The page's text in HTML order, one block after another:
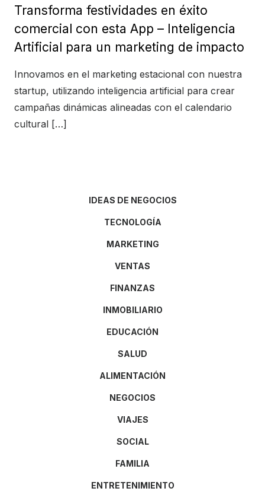
Transforma festividades en éxito
comercial con esta App – Inteligencia
Artificial para un marketing de impacto
Innovamos en el marketing estacional con nuestra
startup, utilizando inteligencia artificial para crear
campañas dinámicas alineadas con el calendario
cultural […]
IDEAS DE NEGOCIOS
TECNOLOGÍA
MARKETING
VENTAS
FINANZAS
INMOBILIARIO
EDUCACIÓN
SALUD
ALIMENTACIÓN
NEGOCIOS
VIAJES
SOCIAL
FAMILIA
ENTRETENIMIENTO